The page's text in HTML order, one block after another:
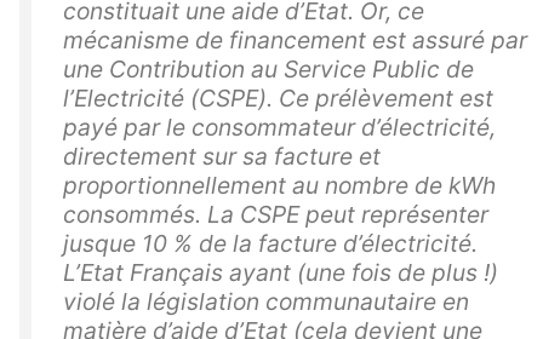
constituait une aide d’Etat. Or, ce
mécanisme de financement est assuré par
une Contribution au Service Public de
l’Electricité (CSPE). Ce prélèvement est
payé par le consommateur d’électricité,
directement sur sa facture et
proportionnellement au nombre de kWh
consommés. La CSPE peut représenter
jusque 10 % de la facture d’électricité.
L’Etat Français ayant (une fois de plus !)
violé la législation communautaire en
matière d’aide d’Etat (cela devient une